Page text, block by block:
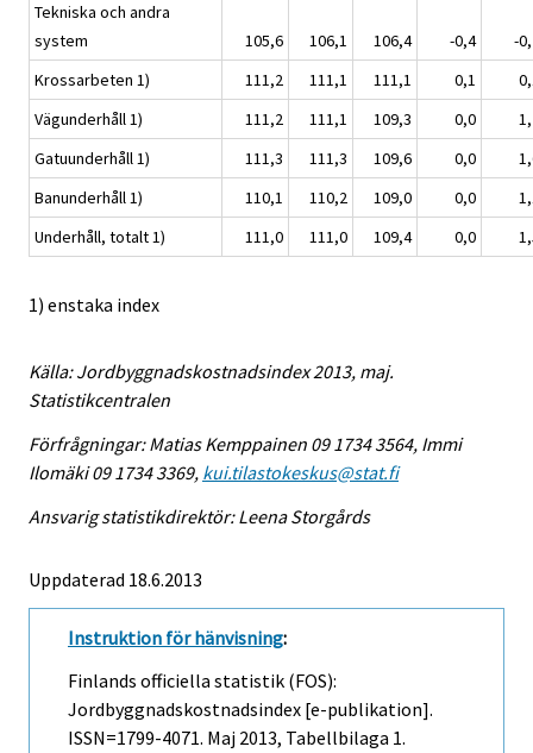
Tekniska och andra
system
105,6 106,1 106,4 -0,4
-
Krossarbeten 1)
111,2 111,1 111,1 0,1
Vägunderhåll 1)
111,2 111,1 109,3 0,0
Gatuunderhåll 1)
111,3 111,3 109,6 0,0
Banunderhåll 1)
110,1 110,2 109,0 0,0
Underhåll, totalt 1)
111,0 111,0 109,4 0,0
1) enstaka index
Källa: Jordbyggnadskostnadsindex 2013, maj.
Statistikcentralen
Förfrågningar: Matias Kemppainen 09 1734 3564, Immi
Ilomäki 09 1734 3369, kui.tilastokeskus@stat.fi
Ansvarig statistikdirektör: Leena Storgårds
Uppdaterad 18.6.2013
Instruktion för hänvisning:
Finlands officiella statistik (FOS):
Jordbyggnadskostnadsindex [e-publikation].
ISSN=1799-4071. Maj 2013, Tabellbilaga 1.